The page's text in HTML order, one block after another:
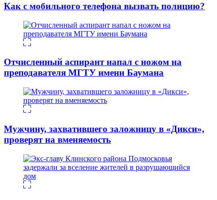
Как с мобильного телефона вызвать полицию?
Отчисленный аспирант напал с ножом на
преподавателя МГТУ имени Баумана
Мужчину, захватившего заложницу в «Дикси»,
проверят на вменяемость